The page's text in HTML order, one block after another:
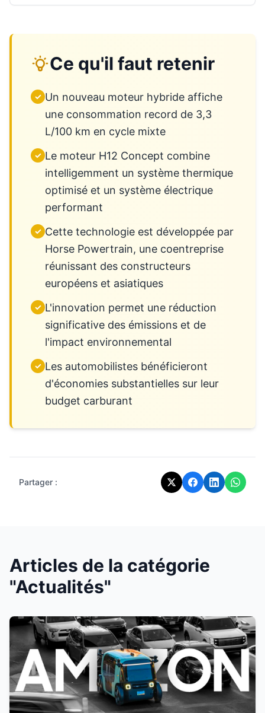
Ce qu'il faut retenir
✓ Un nouveau moteur hybride affiche
une consommation record de 3,3
L/100 km en cycle mixte
✓ Le moteur H12 Concept combine
intelligemment un système thermique
optimisé et un système électrique
performant
✓ Cette technologie est développée par
Horse Powertrain, une coentreprise
réunissant des constructeurs
européens et asiatiques
✓ L'innovation permet une réduction
significative des émissions et de
l'impact environnemental
✓ Les automobilistes bénéficieront
d'économies substantielles sur leur
budget carburant
Partager :
Articles de la catégorie
"Actualités"